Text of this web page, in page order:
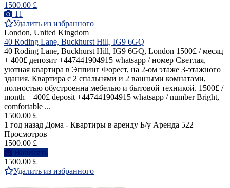
1500.00 £
11
Удалить из избранного
London, United Kingdom
40 Roding Lane, Buckhurst Hill, IG9 6GQ
40 Roding Lane, Buckhurst Hill, IG9 6GQ, London 1500£ / месяц
+ 400£ депозит +447441904915 whatsapp / номер Светлая,
уютная квартира в Эппинг Форест, на 2-ом этаже 3-этажного
здания. Квартира с 2 спальнями и 2 ванными комнатами,
полностью обустроенна мебелью и бытовой техникой. 1500£ /
month + 400£ deposit +447441904915 whatsapp / number Bright,
comfortable ...
1500.00 £
1 год назад Дома - Квартиры в аренду Б/у Аренда 522
Просмотров
1500.00 £
Написать
1500.00 £
Удалить из избранного